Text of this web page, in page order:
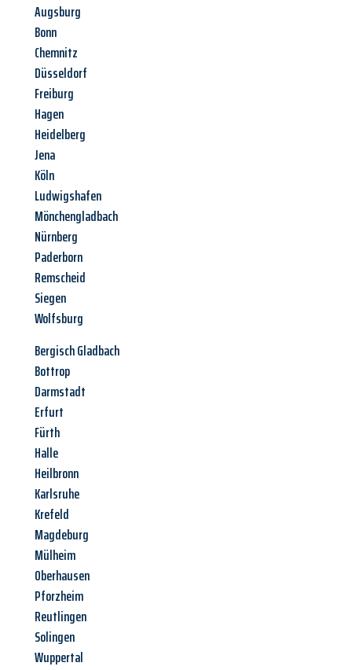
Augsburg
Bonn
Chemnitz
Düsseldorf
Freiburg
Hagen
Heidelberg
Jena
Köln
Ludwigshafen
Mönchengladbach
Nürnberg
Paderborn
Remscheid
Siegen
Wolfsburg
Bergisch Gladbach
Bottrop
Darmstadt
Erfurt
Fürth
Halle
Heilbronn
Karlsruhe
Krefeld
Magdeburg
Mülheim
Oberhausen
Pforzheim
Reutlingen
Solingen
Wuppertal